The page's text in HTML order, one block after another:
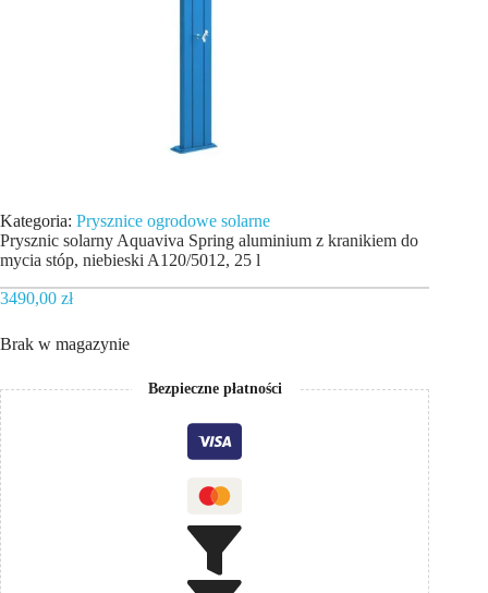
Kategoria: Prysznice ogrodowe solarne
Prysznic solarny Aquaviva Spring aluminium z kranikiem do
mycia stóp, niebieski A120/5012, 25 l
3490,00 zł
Brak w magazynie
Bezpieczne płatności